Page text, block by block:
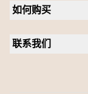
新闻稿
案例研究
全向麦
个人摄像头
软件
如何购买
联系我们